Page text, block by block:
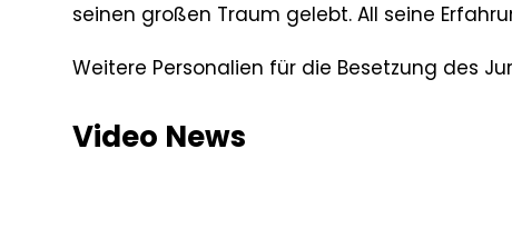
seinen großen Traum gelebt. All seine
Weitere Personalien für die Besetzung des
Video News